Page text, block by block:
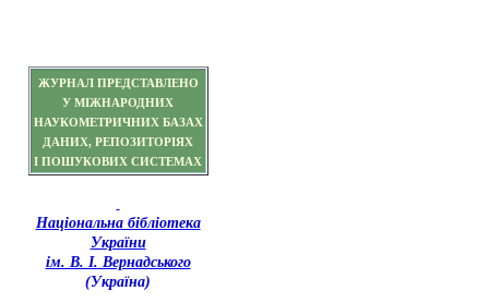
ЖУРНАЛ ПРЕДСТАВЛЕНО
У МІЖНАРОДНИХ
НАУКОМЕТРИЧНИХ БАЗАХ
ДАНИХ, РЕПОЗИТОРІЯХ
І ПОШУКОВИХ СИСТЕМАХ
Національна бібліотека
України
ім. В. І. Вернадського
(Україна)